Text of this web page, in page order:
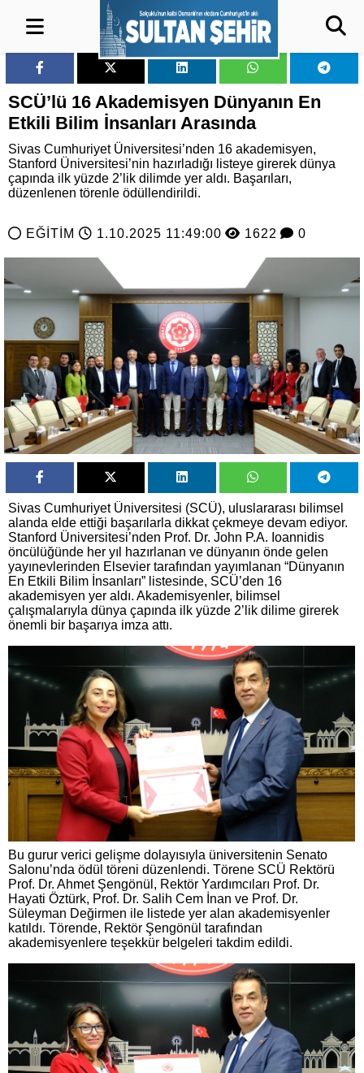
SCÜ’lü 16 Akademisyen Dünyanın En
Etkili Bilim İnsanları Arasında
Sivas Cumhuriyet Üniversitesi’nden 16 akademisyen,
Stanford Üniversitesi’nin hazırladığı listeye girerek dünya
çapında ilk yüzde 2’lik dilimde yer aldı. Başarıları,
düzenlenen törenle ödüllendirildi.
EĞİTİM 1.10.2025 11:49:00 1622 0
Sivas Cumhuriyet Üniversitesi (SCÜ), uluslararası bilimsel
alanda elde ettiği başarılarla dikkat çekmeye devam ediyor.
Stanford Üniversitesi’nden Prof. Dr. John P.A. Ioannidis
öncülüğünde her yıl hazırlanan ve dünyanın önde gelen
yayınevlerinden Elsevier tarafından yayımlanan “Dünyanın
En Etkili Bilim İnsanları” listesinde, SCÜ’den 16
akademisyen yer aldı. Akademisyenler, bilimsel
çalışmalarıyla dünya çapında ilk yüzde 2’lik dilime girerek
önemli bir başarıya imza attı.
Bu gurur verici gelişme dolayısıyla üniversitenin Senato
Salonu’nda ödül töreni düzenlendi. Törene SCÜ Rektörü
Prof. Dr. Ahmet Şengönül, Rektör Yardımcıları Prof. Dr.
Hayati Öztürk, Prof. Dr. Salih Cem İnan ve Prof. Dr.
Süleyman Değirmen ile listede yer alan akademisyenler
katıldı. Törende, Rektör Şengönül tarafından
akademisyenlere teşekkür belgeleri takdim edildi.